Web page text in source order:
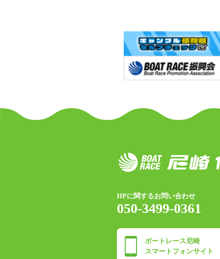
HPに関するお問い合わせ
050-3499-0361
ボートレース尼崎
スマートフォンサイト